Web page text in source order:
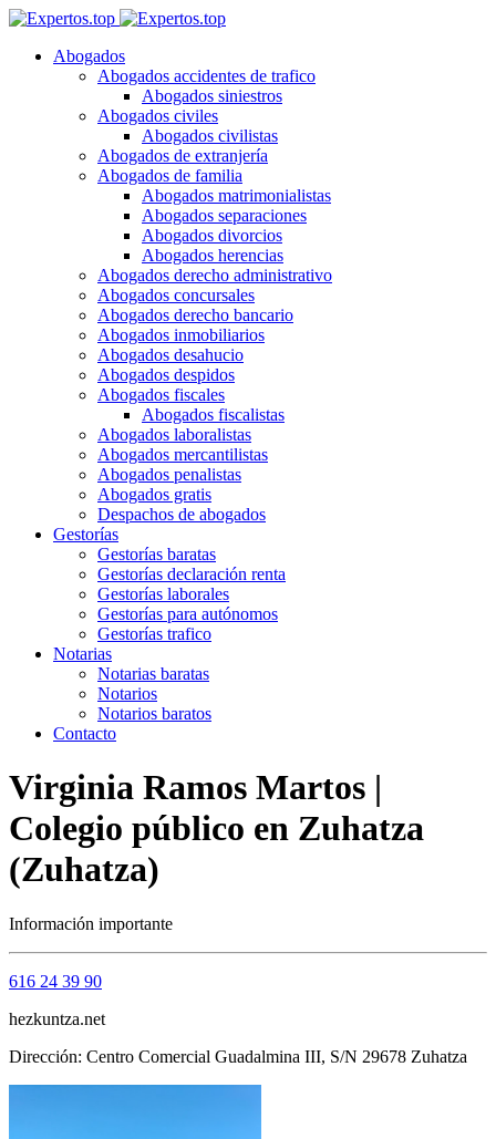
Abogados
Abogados accidentes de trafico
Abogados siniestros
Abogados civiles
Abogados civilistas
Abogados de extranjería
Abogados de familia
Abogados matrimonialistas
Abogados separaciones
Abogados divorcios
Abogados herencias
Abogados derecho administrativo
Abogados concursales
Abogados derecho bancario
Abogados inmobiliarios
Abogados desahucio
Abogados despidos
Abogados fiscales
Abogados fiscalistas
Abogados laboralistas
Abogados mercantilistas
Abogados penalistas
Abogados gratis
Despachos de abogados
Gestorías
Gestorías baratas
Gestorías declaración renta
Gestorías laborales
Gestorías para autónomos
Gestorías trafico
Notarias
Notarias baratas
Notarios
Notarios baratos
Contacto
Virginia Ramos Martos |
Colegio público en Zuhatza
(Zuhatza)
Información importante
616 24 39 90
hezkuntza.net
Dirección: Centro Comercial Guadalmina III, S/N 29678 Zuhatza